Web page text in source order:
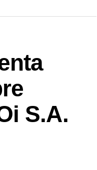
S.A.